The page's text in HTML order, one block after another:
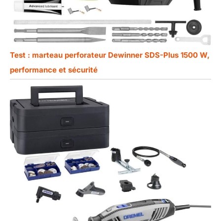
Test : marteau perforateur Dewinner SDS-Plus 1500 W,
performance et sécurité